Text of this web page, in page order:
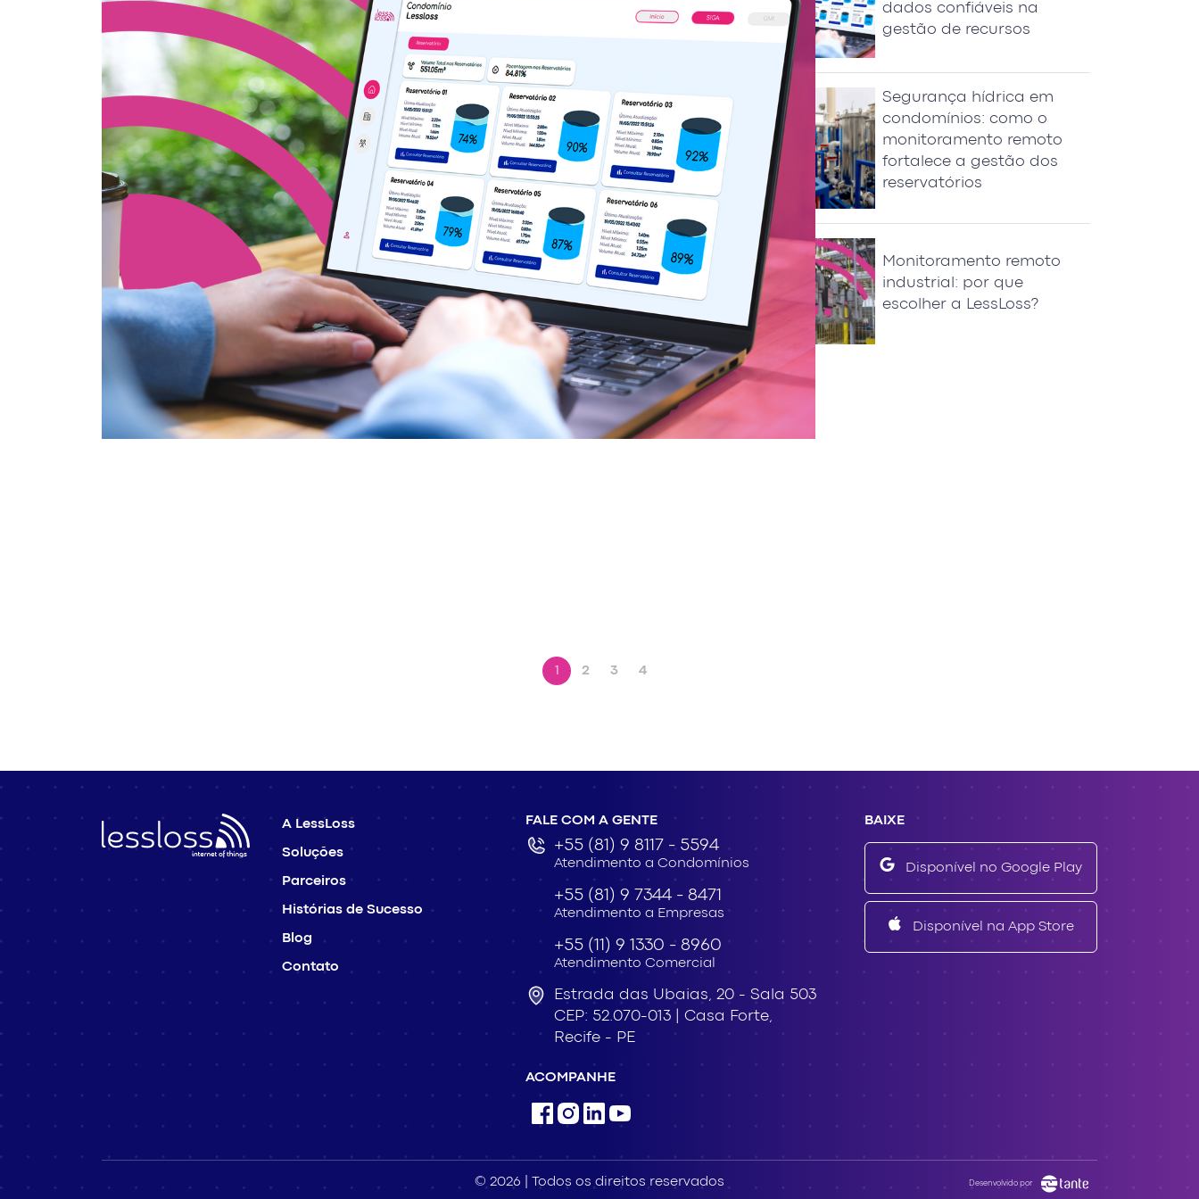
dados confiáveis na
gestão de recursos
Segurança hídrica em
condomínios: como o
monitoramento remoto
fortalece a gestão dos
reservatórios
Monitoramento remoto
industrial: por que
escolher a LessLoss?
1 2 3 4
A LessLoss
Soluções
Parceiros
Histórias de Sucesso
Blog
Contato
FALE COM A GENTE
+55 (81) 9 8117 - 5594
Atendimento a Condomínios
+55 (81) 9 7344 - 8471
Atendimento a Empresas
+55 (11) 9 1330 - 8960
Atendimento Comercial
Estrada das Ubaias, 20 - Sala 503
CEP: 52.070-013 | Casa Forte,
Recife - PE
ACOMPANHE
BAIXE
Disponível no Google Play
Disponível na App Store
© 2026 | Todos os direitos reservados Desenvolvido por